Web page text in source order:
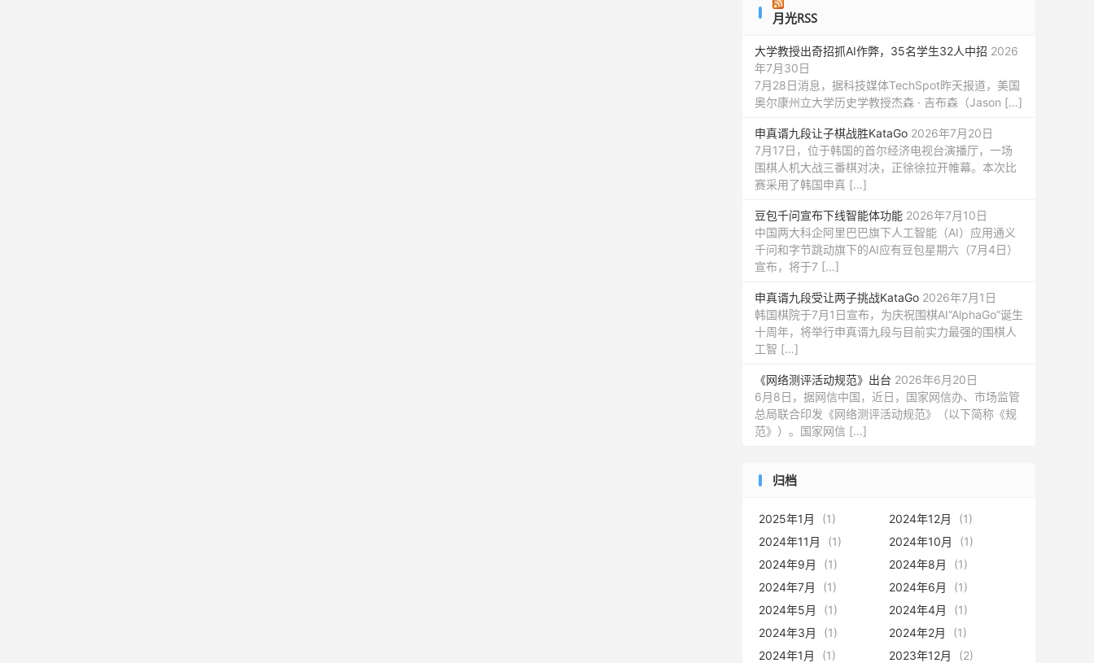
月光RSS
大学教授出奇招抓AI作弊，35名学生32人中招 2026
年7月30日
7月28日消息，据科技媒体TechSpot昨天报道，美国
奥尔康州立大学历史学教授杰森 · 吉布森（Jason […]
申真谞九段让子棋战胜KataGo 2026年7月20日
7月17日，位于韩国的首尔经济电视台演播厅，一场
围棋人机大战三番棋对决，正徐徐拉开帷幕。本次比
赛采用了韩国申真 […]
豆包千问宣布下线智能体功能 2026年7月10日
中国两大科企阿里巴巴旗下人工智能（AI）应用通义
千问和字节跳动旗下的AI应有豆包星期六（7月4日）
宣布，将于7 […]
申真谞九段受让两子挑战KataGo 2026年7月1日
韩国棋院于7月1日宣布，为庆祝围棋AI“AlphaGo”诞生
十周年，将举行申真谞九段与目前实力最强的围棋人
工智 […]
《网络测评活动规范》出台 2026年6月20日
6月8日，据网信中国，近日，国家网信办、市场监管
总局联合印发《网络测评活动规范》（以下简称《规
范》）。国家网信 […]
归档
2025年1月 (1) 2024年12月
(1)
2024年11月
(1) 2024年10月
(1)
2024年9月
(1) 2024年8月
(1)
2024年7月
(1) 2024年6月
(1)
2024年5月
(1) 2024年4月
(1)
2024年3月
(1) 2024年2月
(1)
2024年1月
(1) 2023年12月
(2)